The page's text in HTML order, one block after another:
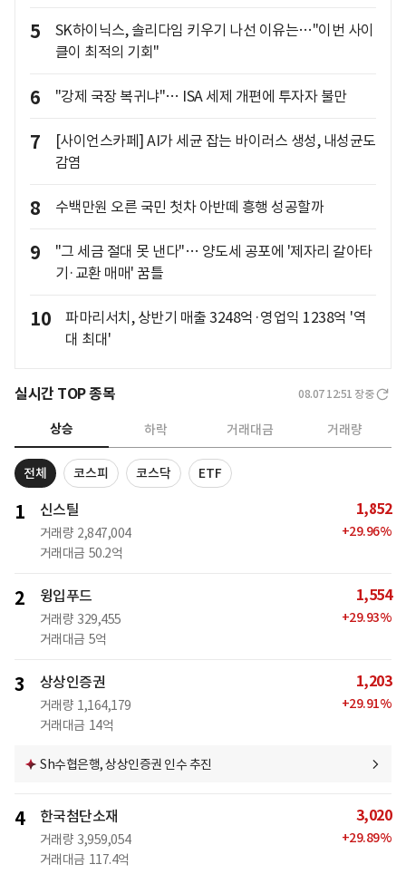
5
SK하이닉스, 솔리다임 키우기 나선 이유는…"이번 사이
클이 최적의 기회"
6 "강제 국장 복귀냐"… ISA 세제 개편에 투자자 불만
7
[사이언스카페] AI가 세균 잡는 바이러스 생성, 내성균도
감염
8 수백만원 오른 국민 첫차 아반떼 흥행 성공할까
9
"그 세금 절대 못 낸다"… 양도세 공포에 '제자리 갈아타
기·교환 매매' 꿈틀
10
파마리서치, 상반기 매출 3248억·영업익 1238억 '역
대 최대'
실시간 TOP 종목 08.07 12:51 장중
상승 하락 거래대금 거래량
전체 코스피 코스닥 ETF
1 신스틸
거래량 2,847,004
거래대금 50.2억
1,852
+29.96%
2 윙입푸드
거래량 329,455
거래대금 5억
1,554
+29.93%
3 상상인증권
거래량 1,164,179
거래대금 14억
1,203
+29.91%
Sh수협은행, 상상인증권 인수 추진
4 한국첨단소재
거래량 3,959,054
거래대금 117.4억
3,020
+29.89%